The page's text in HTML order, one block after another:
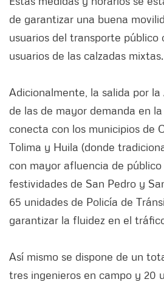
de garantizar una buena
usuarios del transporte público
usuarios de las calzadas mixtas.
Adicionalmente, la salida por
de las de mayor demanda en
conecta con los municipios de
Tolima y Huila (donde
con mayor afluencia de
festividades de San Pedro y
65 unidades de Policía de
garantizar la fluidez en el
Así mismo se dispone de un
tres ingenieros en campo y 20